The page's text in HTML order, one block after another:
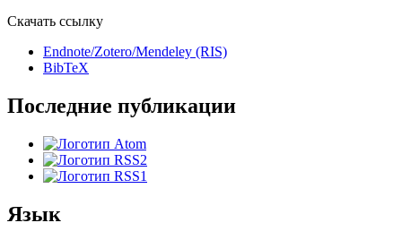
Скачать ссылку
Endnote/Zotero/Mendeley (RIS)
BibTeX
Последние публикации
Язык